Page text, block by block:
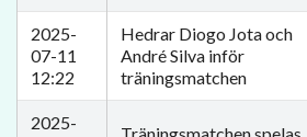
2025-
07-11
12:22
Hedrar Diogo Jota och
André Silva inför
träningsmatchen
2025-